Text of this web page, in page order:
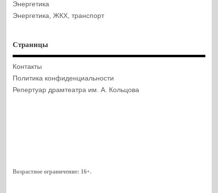
Энергетика
Энергетика, ЖКХ, транспорт
Страницы
Контакты
Политика конфиденциальности
Репертуар драмтеатра им. А. Кольцова
Возрастное ограничение: 16+.